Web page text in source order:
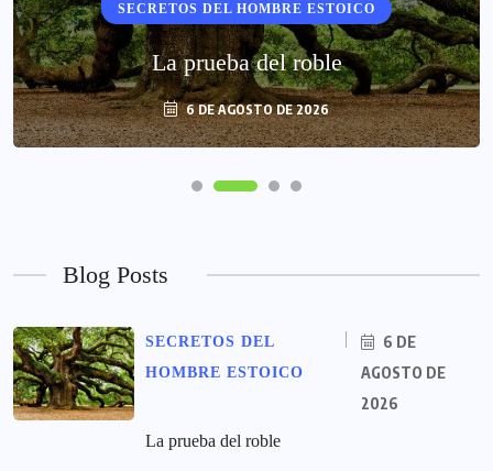
SECRETOS DEL HOMBRE ESTOICO
La prueba del roble
6 DE AGOSTO DE 2026
Blog Posts
SECRETOS DEL
HOMBRE ESTOICO
6 DE
AGOSTO DE
2026
La prueba del roble